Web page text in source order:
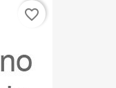
favorite_border